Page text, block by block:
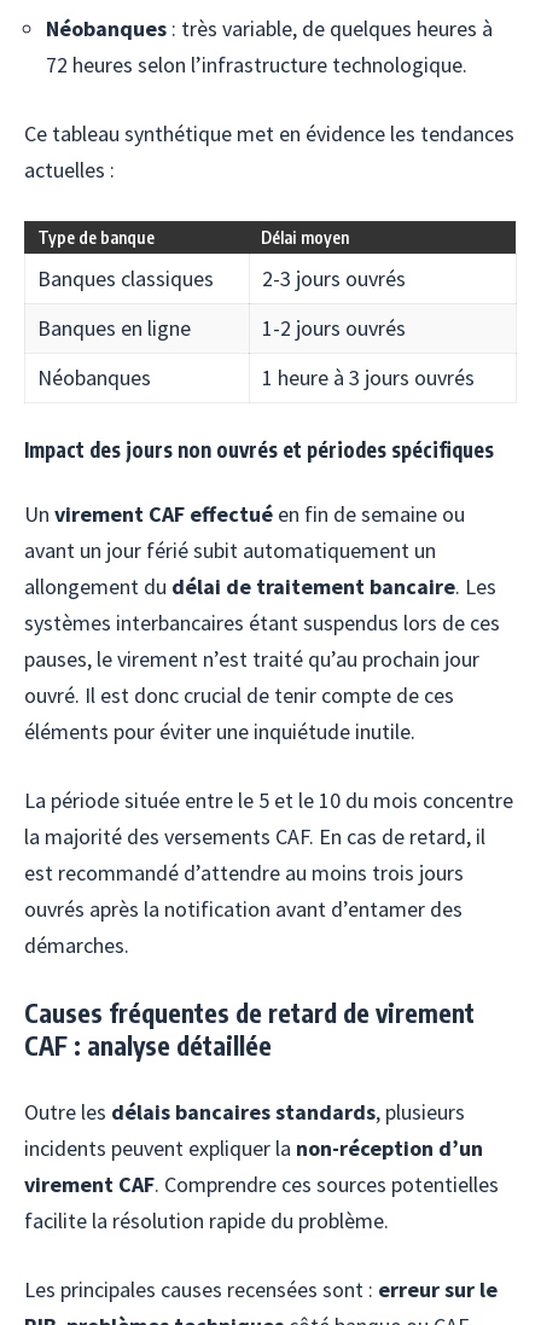
Néobanques : très variable, de quelques heures à
72 heures selon l’infrastructure technologique.
Ce tableau synthétique met en évidence les tendances
actuelles :
Type de banque Délai moyen
Banques classiques
2-3 jours ouvrés
Banques en ligne
1-2 jours ouvrés
Néobanques
1 heure à 3 jours ouvrés
Impact des jours non ouvrés et périodes spécifiques
Un virement CAF effectué en fin de semaine ou
avant un jour férié subit automatiquement un
allongement du délai de traitement bancaire. Les
systèmes interbancaires étant suspendus lors de ces
pauses, le virement n’est traité qu’au prochain jour
ouvré. Il est donc crucial de tenir compte de ces
éléments pour éviter une inquiétude inutile.
La période située entre le 5 et le 10 du mois concentre
la majorité des versements CAF. En cas de retard, il
est recommandé d’attendre au moins trois jours
ouvrés après la notification avant d’entamer des
démarches.
Causes fréquentes de retard de virement
CAF : analyse détaillée
Outre les délais bancaires standards, plusieurs
incidents peuvent expliquer la non-réception d’un
virement CAF. Comprendre ces sources potentielles
facilite la résolution rapide du problème.
Les principales causes recensées sont : erreur sur le